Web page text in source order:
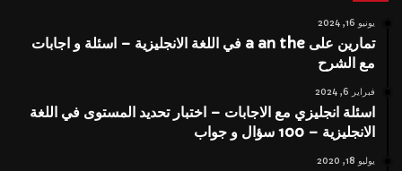
يونيو 16, 2024
تمارين على a an the في اللغة الانجليزية – اسئلة و اجابات
مع الشرح
فبراير 6, 2024
اسئلة انجليزي مع الاجابات – اختبار تحديد المستوى في اللغة
الانجليزية – 100 سؤال و جواب
يوليو 18, 2020